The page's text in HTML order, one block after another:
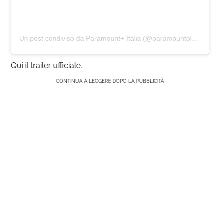
Qui il trailer ufficiale.
CONTINUA A LEGGERE DOPO LA PUBBLICITÀ